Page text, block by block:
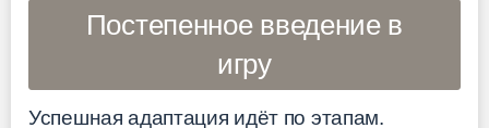
Постепенное введение в
игру
Успешная адаптация идёт по этапам.